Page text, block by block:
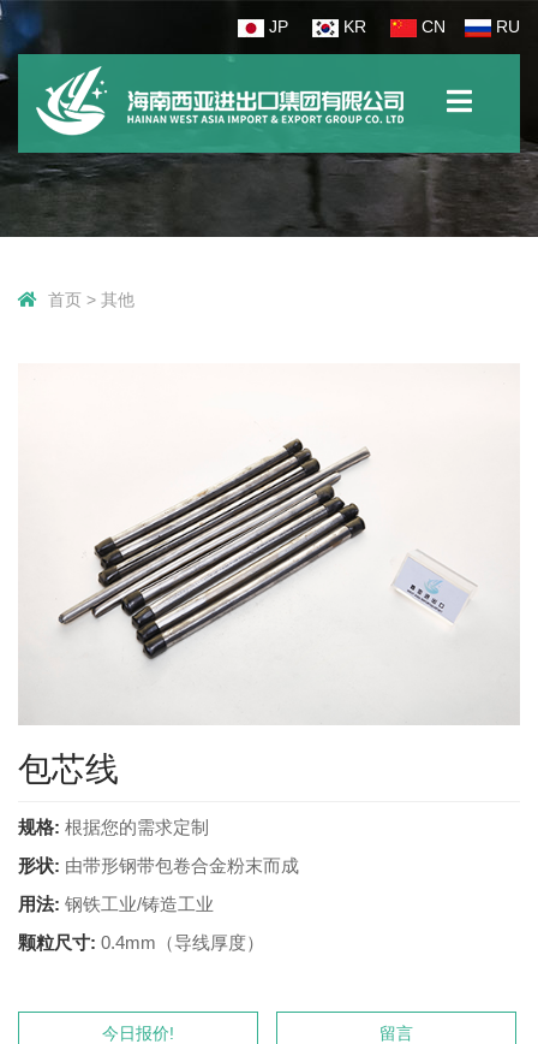
JP KR CN RU
首页 > 其他
包芯线
规格: 根据您的需求定制
形状: 由带形钢带包卷合金粉末而成
用法: 钢铁工业/铸造工业
颗粒尺寸: 0.4mm（导线厚度）
今日报价! 留言